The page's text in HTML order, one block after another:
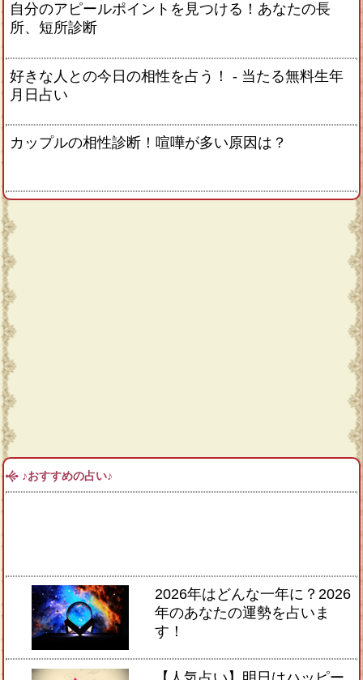
自分のアピールポイントを見つける！あなたの長
所、短所診断
好きな人との今日の相性を占う！ ‐ 当たる無料生年
月日占い
カップルの相性診断！喧嘩が多い原因は？
♪おすすめの占い♪
2026年はどんな一年に？2026
年のあなたの運勢を占いま
す！